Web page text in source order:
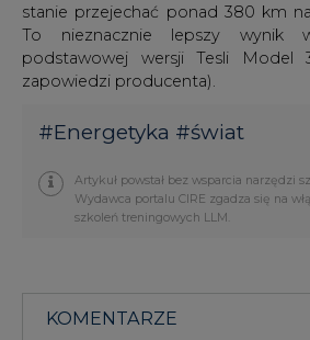
stanie przejechać ponad 380 km
To nieznacznie lepszy wynik
podstawowej wersji Tesli Model
zapowiedzi producenta).
#Energetyka #świat
Artykuł powstał bez wsparcia narzędzi
Wydawca portalu CIRE zgadza się na
szkoleń treningowych LLM.
KOMENTARZE